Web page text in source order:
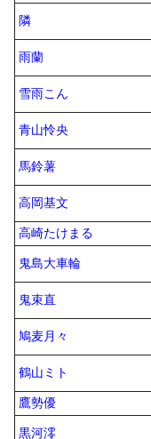
隣
雨蘭
雪雨こん
青山怜央
馬鈴薯
高岡基文
高崎たけまる
鬼島大車輪
鬼束直
鳩麦月々
鶴山ミト
鷹勢優
黒河澪